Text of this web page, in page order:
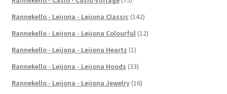
Rannekello - Leijona - Leijona Classic (142)
Rannekello - Leijona - Leijona Colourful (12)
Rannekello - Leijona - Leijona Heartz (1)
Rannekello - Leijona - Leijona Hoods (33)
Rannekello - Leijona - Leijona Jewelry (16)